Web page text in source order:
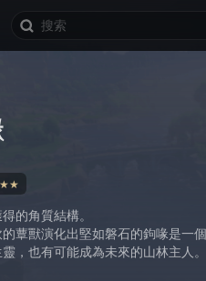
的角質結構。
蕈獸演化出堅如磐石的鉤喙是一
，也有可能成為未來的山林主人。